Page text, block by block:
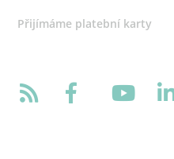
Přijímáme platební karty